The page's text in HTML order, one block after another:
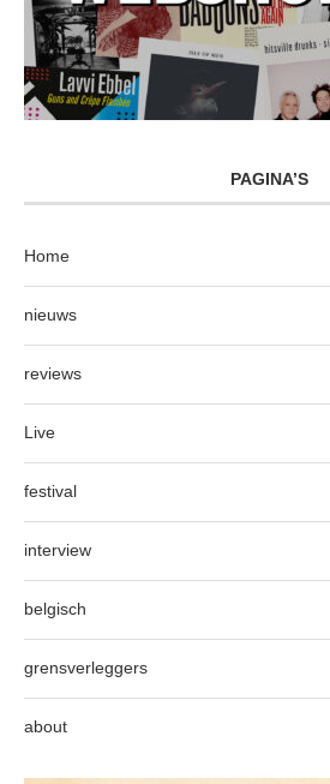
PAGINA’S
Home
nieuws
reviews
Live
festival
interview
belgisch
grensverleggers
about